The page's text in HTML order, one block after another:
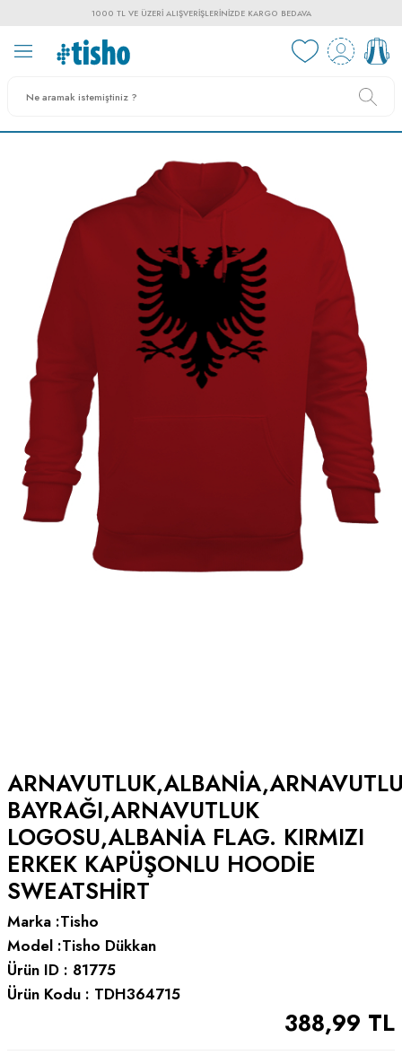
1000 TL VE ÜZERI ALIŞVERIŞLERINIZDE KARGO BEDAVA
BAYRAĞI,ARNAVUTLUK
LOGOSU,ALBANIA FLAG. KIRMIZI
ERKEK KAPÜŞONLU HOODIE
SWEATSHIRT
Marka :Tisho
Model :Tisho Dükkan
Ürün ID : 81775
Ürün Kodu : TDH364715
388,99 TL